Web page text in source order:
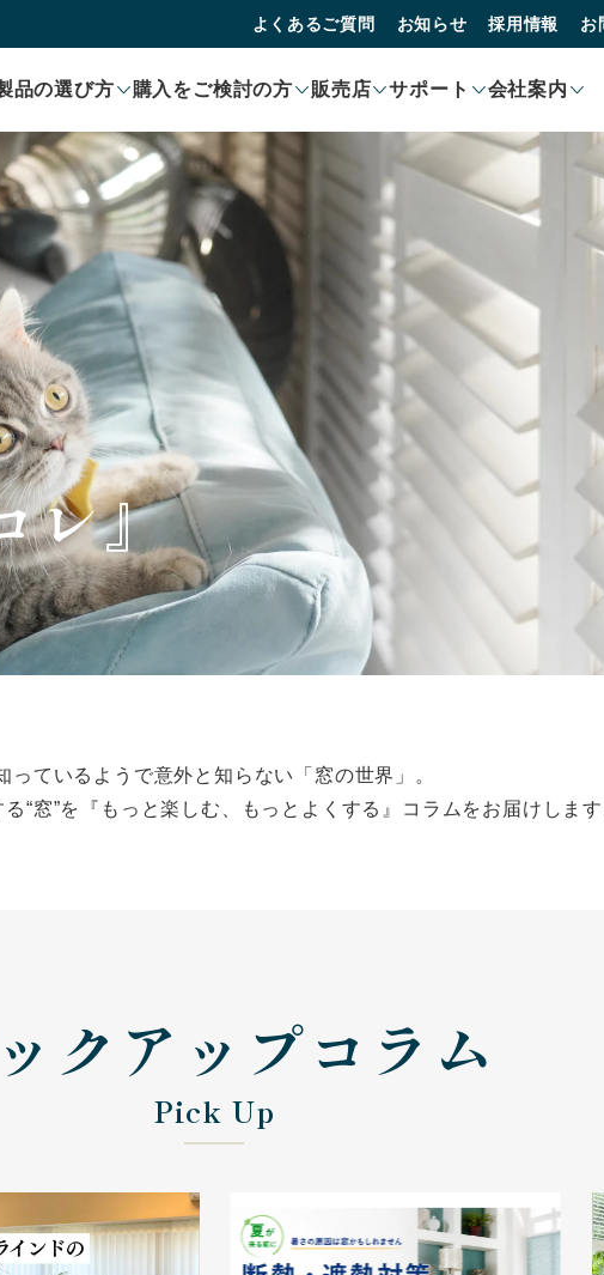
よくあるご質問 お知らせ 採用情報 お
品の選び方 購入をご検討の方 販売店 サポート 会社案内
レ』
っているようで意外と知らない「窓の世界」。
“窓”を『もっと楽しむ、もっとよくする』コラムをお届けします
クアップコラム
Pick Up